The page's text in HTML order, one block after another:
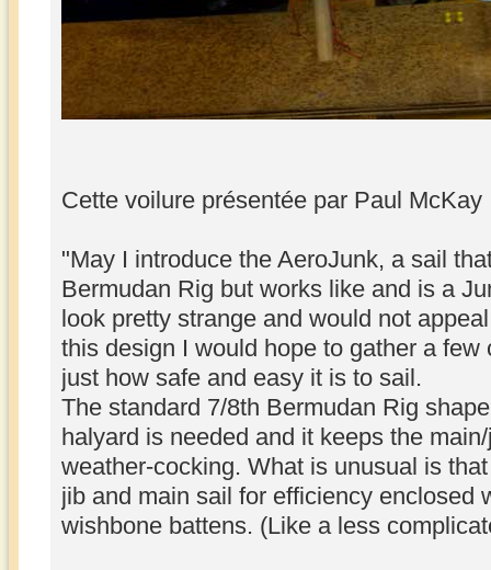
Cette voilure présentée par Paul McKay
"May I introduce the AeroJunk, a sail
Bermudan Rig but works like and is a
look pretty strange and would not
this design I would hope to gather a
just how safe and easy it is to sail.
The standard 7/8th Bermudan Rig
halyard is needed and it keeps the
weather-cocking. What is unusual is
jib and main sail for efficiency enclosed
wishbone battens. (Like a less